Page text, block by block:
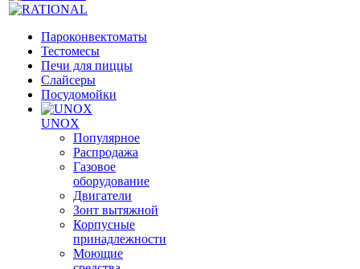
Пароконвектоматы
Тестомесы
Печи для пиццы
Слайсеры
Посудомойки
UNOX
Популярное
Распродажа
Газовое
оборудование
Двигатели
Зонт вытяжной
Корпусные
принадлежности
Моющие